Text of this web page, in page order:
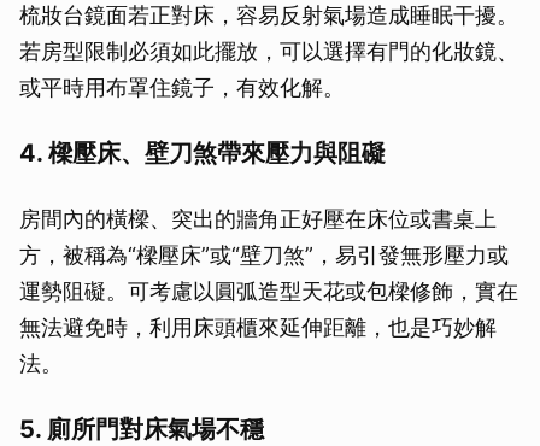
梳妝台鏡面若正對床，容易反射氣場造成睡眠干擾。
若房型限制必須如此擺放，可以選擇有門的化妝鏡、
或平時用布罩住鏡子，有效化解。
4. 樑壓床、壁刀煞帶來壓力與阻礙
房間內的橫樑、突出的牆角正好壓在床位或書桌上
方，被稱為“樑壓床”或“壁刀煞”，易引發無形壓力或
運勢阻礙。可考慮以圓弧造型天花或包樑修飾，實在
無法避免時，利用床頭櫃來延伸距離，也是巧妙解
法。
5. 廁所門對床氣場不穩